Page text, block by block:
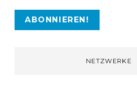
NETZWERKE